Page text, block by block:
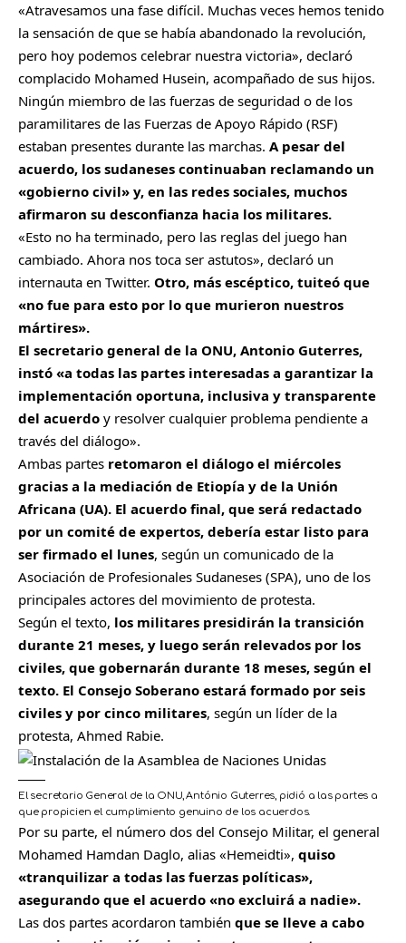
«Atravesamos una fase difícil. Muchas veces hemos tenido
la sensación de que se había abandonado la revolución,
pero hoy podemos celebrar nuestra victoria», declaró
complacido Mohamed Husein, acompañado de sus hijos.
Ningún miembro de las fuerzas de seguridad o de los
paramilitares de las Fuerzas de Apoyo Rápido (RSF)
estaban presentes durante las marchas. A pesar del
acuerdo, los sudaneses continuaban reclamando un
«gobierno civil» y, en las redes sociales, muchos
afirmaron su desconfianza hacia los militares.
«Esto no ha terminado, pero las reglas del juego han
cambiado. Ahora nos toca ser astutos», declaró un
internauta en Twitter. Otro, más escéptico, tuiteó que
«no fue para esto por lo que murieron nuestros
mártires».
El secretario general de la ONU, Antonio Guterres,
instó «a todas las partes interesadas a garantizar la
implementación oportuna, inclusiva y transparente
del acuerdo y resolver cualquier problema pendiente a
través del diálogo».
Ambas partes retomaron el diálogo el miércoles
gracias a la mediación de Etiopía y de la Unión
Africana (UA). El acuerdo final, que será redactado
por un comité de expertos, debería estar listo para
ser firmado el lunes, según un comunicado de la
Asociación de Profesionales Sudaneses (SPA), uno de los
principales actores del movimiento de protesta.
Según el texto, los militares presidirán la transición
durante 21 meses, y luego serán relevados por los
civiles, que gobernarán durante 18 meses, según el
texto. El Consejo Soberano estará formado por seis
civiles y por cinco militares, según un líder de la
protesta, Ahmed Rabie.
El secretario General de la ONU, António Guterres, pidió a las partes a
que propicien el cumplimiento genuino de los acuerdos.
Por su parte, el número dos del Consejo Militar, el general
Mohamed Hamdan Daglo, alias «Hemeidti», quiso
«tranquilizar a todas las fuerzas políticas»,
asegurando que el acuerdo «no excluirá a nadie».
Las dos partes acordaron también que se lleve a cabo